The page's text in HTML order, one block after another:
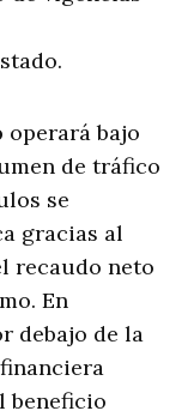
operará bajo
de tráfico
se
gracias al
recaudo neto
En
debajo de la
beneficio